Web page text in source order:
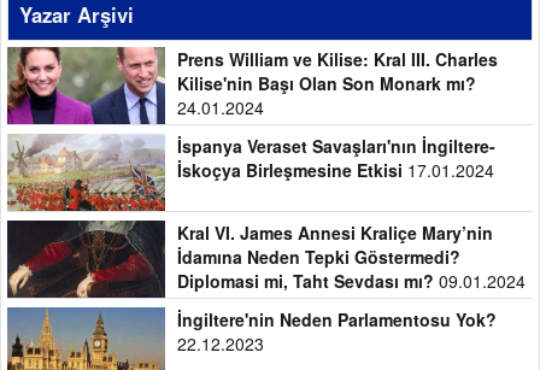
Yazar Arşivi
Prens William ve Kilise: Kral III. Charles
Kilise'nin Başı Olan Son Monark mı?
24.01.2024
İspanya Veraset Savaşları'nın İngiltere-
İskoçya Birleşmesine Etkisi 17.01.2024
Kral VI. James Annesi Kraliçe Mary’nin
İdamına Neden Tepki Göstermedi?
Diplomasi mi, Taht Sevdası mı? 09.01.2024
İngiltere'nin Neden Parlamentosu Yok?
22.12.2023